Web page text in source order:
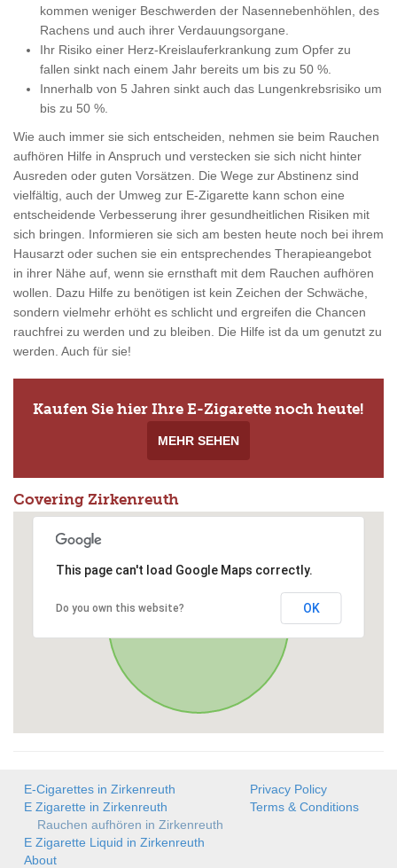
kommen weniger Beschwerden der Nasennebenhöhlen, des
Rachens und auch ihrer Verdauungsorgane.
Ihr Risiko einer Herz-Kreislauferkrankung zum Opfer zu
fallen sinkt nach einem Jahr bereits um bis zu 50 %.
Innerhalb von 5 Jahren sinkt auch das Lungenkrebsrisiko um
bis zu 50 %.
Wie auch immer sie sich entscheiden, nehmen sie beim Rauchen
aufhören Hilfe in Anspruch und verstecken sie sich nicht hinter
Ausreden oder guten Vorsätzen. Die Wege zur Abstinenz sind
vielfältig, auch der Umweg zur E-Zigarette kann schon eine
entscheidende Verbesserung ihrer gesundheitlichen Risiken mit
sich bringen. Informieren sie sich am besten heute noch bei ihrem
Hausarzt oder suchen sie ein entsprechendes Therapieangebot
in ihrer Nähe auf, wenn sie ernsthaft mit dem Rauchen aufhören
wollen. Dazu Hilfe zu benötigen ist kein Zeichen der Schwäche,
sondern vielmehr erhöht es schlicht und ergreifen die Chancen
rauchfrei zu werden und zu bleiben. Die Hilfe ist da um genutzt zu
werden. Auch für sie!
Kaufen Sie hier Ihre E-Zigarette noch heute!
MEHR SEHEN
Covering Zirkenreuth
This page can't load Google Maps correctly.
Do you own this website? OK
E-Cigarettes in Zirkenreuth
E Zigarette in Zirkenreuth
Rauchen aufhören in Zirkenreuth
E Zigarette Liquid in Zirkenreuth
About
Privacy Policy
Terms & Conditions